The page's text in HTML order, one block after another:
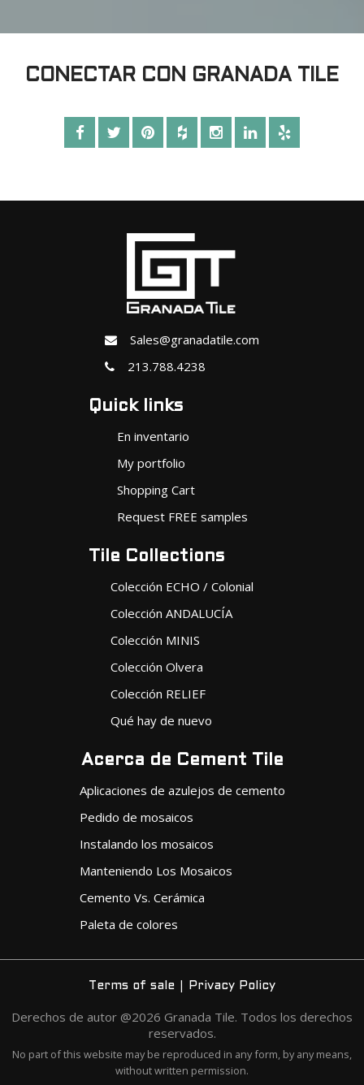
CONECTAR CON GRANADA TILE
Sales@granadatile.com
213.788.4238
Quick links
En inventario
My portfolio
Shopping Cart
Request FREE samples
Tile Collections
Colección ECHO / Colonial
Colección ANDALUCÍA
Colección MINIS
Colección Olvera
Colección RELIEF
Qué hay de nuevo
Acerca de Cement Tile
Aplicaciones de azulejos de cemento
Pedido de mosaicos
Instalando los mosaicos
Manteniendo Los Mosaicos
Cemento Vs. Cerámica
Paleta de colores
Terms of sale | Privacy Policy
Derechos de autor @2026 Granada Tile. Todos los derechos
reservados.
No part of this website may be reproduced in any form, by any means,
without written permission.